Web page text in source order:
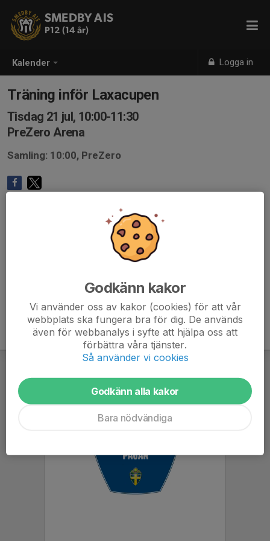
Kalender Logga in
SMEDBY AIS
P12 (14 år)
Träning inför Laxacupen
Tisdag 21 jul, 10:00-11:30
PreZero Arena
Samling: 10:00, PreZero
Godkänn kakor
Vi använder oss av kakor (cookies) för att vår
webbplats ska fungera bra för dig. De används
även för webbanalys i syfte att hjälpa oss att
förbättra våra tjänster.
Så använder vi cookies
Godkänn alla kakor
Bara nödvändiga